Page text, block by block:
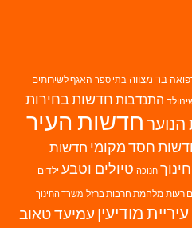
בר מצווה בתי ספר האגף לשירותים
התנדבות חדשות בחירות
חדשות העיר
חסד מקומי חדשות
חינוך חנוכה טיולים וטבע ילדים
רעות מלחמת חרבות ברזל משרד החינוך
עיריית מודיעין עמיעד טאוב